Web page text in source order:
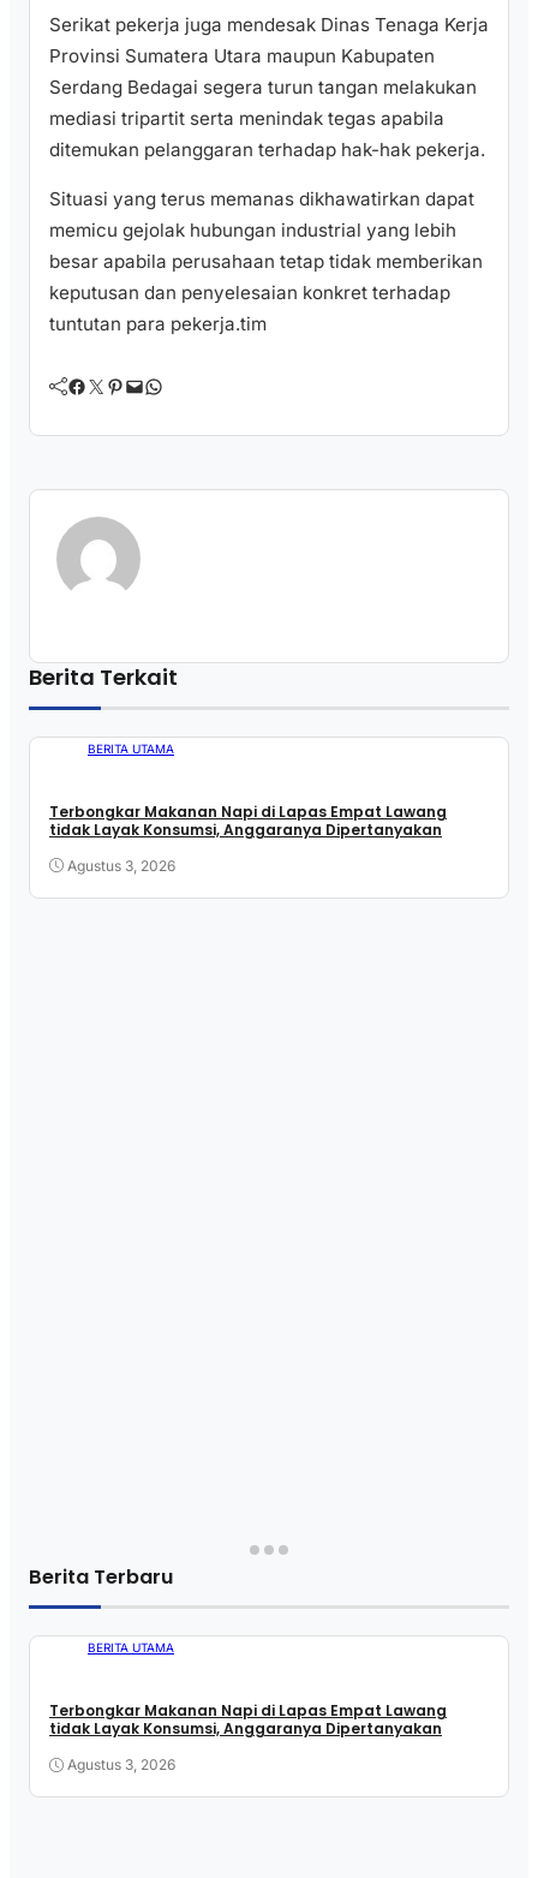
Serikat pekerja juga mendesak Dinas Tenaga Kerja
Provinsi Sumatera Utara maupun Kabupaten
Serdang Bedagai segera turun tangan melakukan
mediasi tripartit serta menindak tegas apabila
ditemukan pelanggaran terhadap hak-hak pekerja.
Situasi yang terus memanas dikhawatirkan dapat
memicu gejolak hubungan industrial yang lebih
besar apabila perusahaan tetap tidak memberikan
keputusan dan penyelesaian konkret terhadap
tuntutan para pekerja.tim
Facebook Twitter Pinterest Mail WhatsApp
Berita Terkait
BERITA UTAMA
Terbongkar Makanan Napi di Lapas Empat Lawang
tidak Layak Konsumsi, Anggaranya Dipertanyakan
Agustus 3, 2026
Berita Terbaru
BERITA UTAMA
Terbongkar Makanan Napi di Lapas Empat Lawang
tidak Layak Konsumsi, Anggaranya Dipertanyakan
Agustus 3, 2026